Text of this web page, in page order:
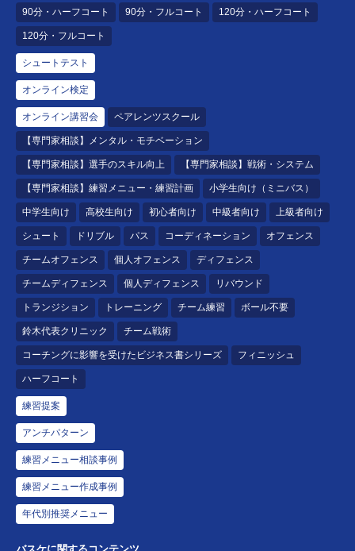
90分・ハーフコート 90分・フルコート 120分・ハーフコート
120分・フルコート
シュートテスト
オンライン検定
オンライン講習会 ペアレンツスクール
【専門家相談】メンタル・モチベーション
【専門家相談】選手のスキル向上 【専門家相談】戦術・システム
【専門家相談】練習メニュー・練習計画 小学生向け（ミニバス）
中学生向け 高校生向け 初心者向け 中級者向け 上級者向け
シュート ドリブル パス コーディネーション オフェンス
チームオフェンス 個人オフェンス ディフェンス
チームディフェンス 個人ディフェンス リバウンド
トランジション トレーニング チーム練習 ボール不要
鈴木代表クリニック チーム戦術
コーチングに影響を受けたビジネス書シリーズ フィニッシュ
ハーフコート
練習提案
アンチパターン
練習メニュー相談事例
練習メニュー作成事例
年代別推奨メニュー